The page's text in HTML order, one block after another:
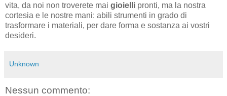
vita, da noi non troverete mai gioielli pronti, ma la nostra
cortesia e le nostre mani: abili strumenti in grado di
trasformare i materiali, per dare forma e sostanza ai vostri
desideri.
Unknown
Nessun commento: